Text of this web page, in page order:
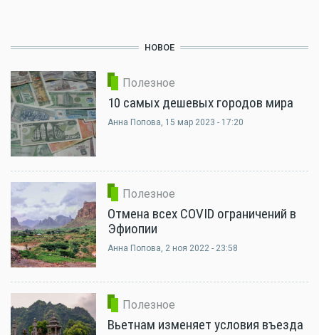
НОВОЕ
Полезное
10 самых дешевых городов мира
Анна Попова, 15 мар 2023 - 17:20
Полезное
Отмена всех COVID ограничений в
Эфиопии
Анна Попова, 2 ноя 2022 - 23:58
Полезное
Вьетнам изменяет условия въезда